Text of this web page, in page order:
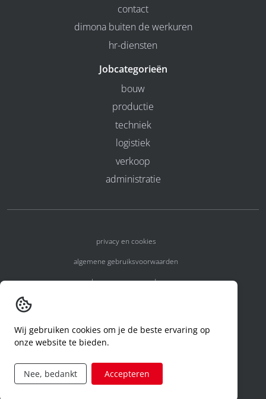
contact
dimona buiten de werkuren
hr-diensten
Jobcategorieën
bouw
productie
techniek
logistiek
verkoop
administratie
privacy en cookies
algemene gebruiksvoorwaarden
algemene voorwaarden
code of conduct
aanvraag rechten ivm privacy
Wij gebruiken cookies om je de beste ervaring op
onze website te bieden.
Nee, bedankt Accepteren